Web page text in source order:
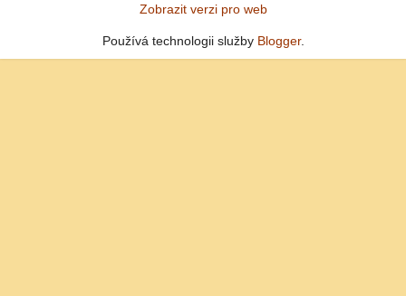
Zobrazit verzi pro web
Používá technologii služby Blogger.